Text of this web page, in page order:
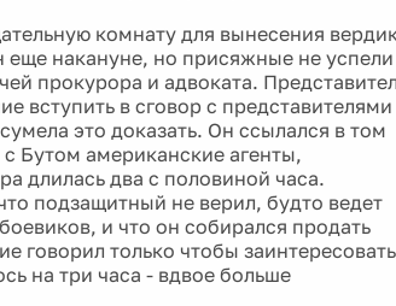
комнату для вынесения
накануне, но присяжные не успели
прокурора и адвоката.
вступить в сговор с представителями
это доказать. Он ссылался в том
Бутом американские агенты,
длилась два с половиной часа.
подзащитный не верил, будто ведет
и что он собирался продать
говорил только чтобы заинтересовать
на три часа - вдвое больше